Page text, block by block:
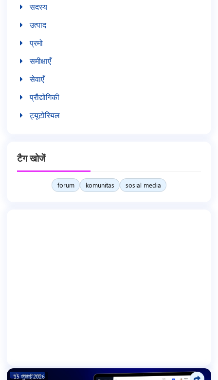
सदस्य
उत्पाद
प्रमो
समीक्षाएँ
सेवाएँ
प्रौद्योगिकी
ट्यूटोरियल
टैग खोजें
forum komunitas sosial media
15 जुलाई 2026